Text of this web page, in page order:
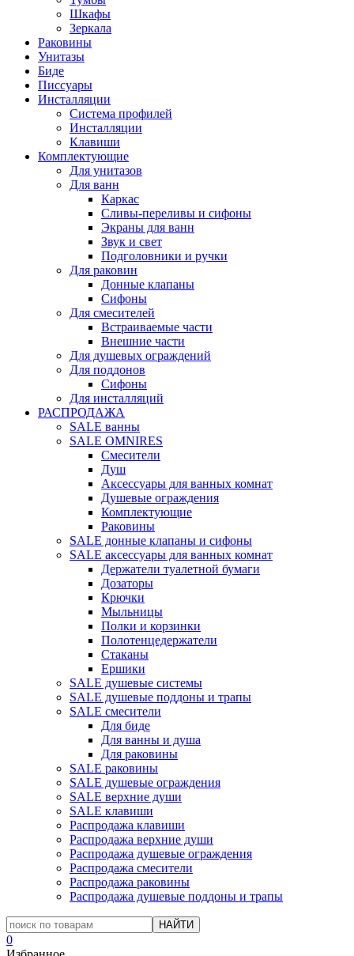
Шкафы
Зеркала
Раковины
Унитазы
Биде
Писсуары
Инсталляции
Система профилей
Инсталляции
Клавиши
Комплектующие
Для унитазов
Для ванн
Каркас
Сливы-переливы и сифоны
Экраны для ванн
Звук и свет
Подголовники и ручки
Для раковин
Донные клапаны
Сифоны
Для смесителей
Встраиваемые части
Внешние части
Для душевых ограждений
Для поддонов
Сифоны
Для инсталляций
РАСПРОДАЖА
SALE ванны
SALE OMNIRES
Смесители
Душ
Аксессуары для ванных комнат
Душевые ограждения
Комплектующие
Раковины
SALE донные клапаны и сифоны
SALE аксессуары для ванных комнат
Держатели туалетной бумаги
Дозаторы
Крючки
Мыльницы
Полки и корзинки
Полотенцедержатели
Стаканы
Ершики
SALE душевые системы
SALE душевые поддоны и трапы
SALE смесители
Для биде
Для ванны и душа
Для раковины
SALE раковины
SALE душевые ограждения
SALE верхние души
SALE клавиши
Распродажа клавиши
Распродажа верхние души
Распродажа душевые ограждения
Распродажа смесители
Распродажа раковины
Распродажа душевые поддоны и трапы
0